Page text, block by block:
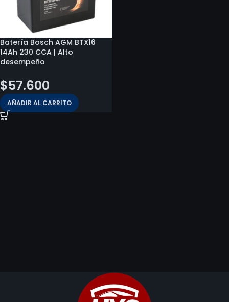
Batería Bosch AGM BTX16
14Ah 230 CCA | Alto
desempeño
$57.600
AÑADIR AL CARRITO